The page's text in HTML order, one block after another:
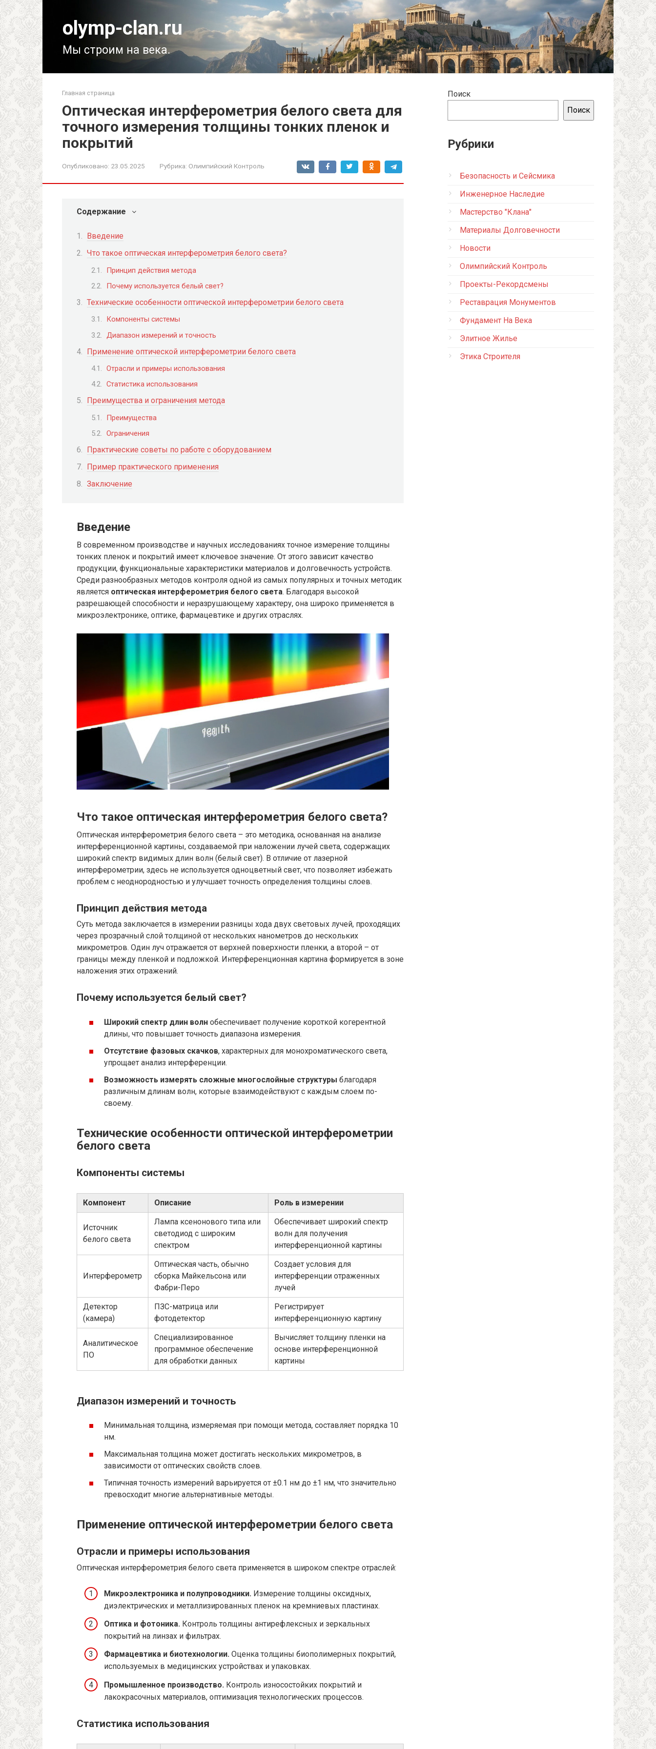
olymp-clan.ru
Мы строим на века.
Главная страница
Оптическая интерферометрия белого света для
точного измерения толщины тонких пленок и
покрытий
Опубликовано: 23.05.2025 Рубрика: Олимпийский Контроль
Содержание
Введение
Что такое оптическая интерферометрия белого света?
Принцип действия метода
Почему используется белый свет?
Технические особенности оптической интерферометрии белого света
Компоненты системы
Диапазон измерений и точность
Применение оптической интерферометрии белого света
Отрасли и примеры использования
Статистика использования
Преимущества и ограничения метода
Преимущества
Ограничения
Практические советы по работе с оборудованием
Пример практического применения
Заключение
Введение
В современном производстве и научных исследованиях точное измерение толщины
тонких пленок и покрытий имеет ключевое значение. От этого зависит качество
продукции, функциональные характеристики материалов и долговечность устройств.
Среди разнообразных методов контроля одной из самых популярных и точных методик
является оптическая интерферометрия белого света. Благодаря высокой
разрешающей способности и неразрушающему характеру, она широко применяется в
микроэлектронике, оптике, фармацевтике и других отраслях.
Что такое оптическая интерферометрия белого света?
Оптическая интерферометрия белого света – это методика, основанная на анализе
интерференционной картины, создаваемой при наложении лучей света, содержащих
широкий спектр видимых длин волн (белый свет). В отличие от лазерной
интерферометрии, здесь не используется одноцветный свет, что позволяет избежать
проблем с неоднородностью и улучшает точность определения толщины слоев.
Принцип действия метода
Суть метода заключается в измерении разницы хода двух световых лучей, проходящих
через прозрачный слой толщиной от нескольких нанометров до нескольких
микрометров. Один луч отражается от верхней поверхности пленки, а второй – от
границы между пленкой и подложкой. Интерференционная картина формируется в зоне
наложения этих отражений.
Почему используется белый свет?
Широкий спектр длин волн обеспечивает получение короткой когерентной
длины, что повышает точность диапазона измерения.
Отсутствие фазовых скачков, характерных для монохроматического света,
упрощает анализ интерференции.
Возможность измерять сложные многослойные структуры благодаря
различным длинам волн, которые взаимодействуют с каждым слоем по-
своему.
Технические особенности оптической интерферометрии
белого света
Компоненты системы
Компонент Описание Роль в измерении
Источник
белого света
Лампа ксенонового типа или
светодиод с широким
спектром
Обеспечивает широкий спектр
волн для получения
интерференционной картины
Интерферометр
Оптическая часть, обычно
сборка Майкельсона или
Фабри-Перо
Создает условия для
интерференции отраженных
лучей
Детектор
(камера)
ПЗС-матрица или
фотодетектор
Регистрирует
интерференционную картину
Аналитическое
ПО
Специализированное
программное обеспечение
для обработки данных
Вычисляет толщину пленки на
основе интерференционной
картины
Диапазон измерений и точность
Минимальная толщина, измеряемая при помощи метода, составляет порядка 10
нм.
Максимальная толщина может достигать нескольких микрометров, в
зависимости от оптических свойств слоев.
Типичная точность измерений варьируется от ±0.1 нм до ±1 нм, что значительно
превосходит многие альтернативные методы.
Применение оптической интерферометрии белого света
Отрасли и примеры использования
Оптическая интерферометрия белого света применяется в широком спектре отраслей:
Микроэлектроника и полупроводники. Измерение толщины оксидных,
диэлектрических и металлизированных пленок на кремниевых пластинах.
Оптика и фотоника. Контроль толщины антирефлексных и зеркальных
покрытий на линзах и фильтрах.
Фармацевтика и биотехнологии. Оценка толщины биополимерных покрытий,
используемых в медицинских устройствах и упаковках.
Промышленное производство. Контроль износостойких покрытий и
лакокрасочных материалов, оптимизация технологических процессов.
Статистика использования
Поиск
Поиск
Рубрики
Безопасность и Сейсмика
Инженерное Наследие
Мастерство "Клана"
Материалы Долговечности
Новости
Олимпийский Контроль
Проекты-Рекордсмены
Реставрация Монументов
Фундамент На Века
Элитное Жилье
Этика Строителя